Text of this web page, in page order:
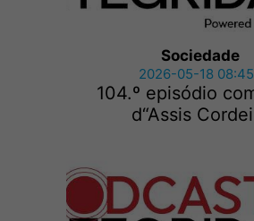
Sociedade
2026-05-18
104.º episódio
d“Assis